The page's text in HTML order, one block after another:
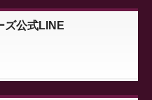
ズ公式LINE